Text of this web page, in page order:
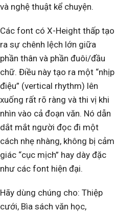
và nghệ thuật kể chuyện.
Các font có X-Height thấp tạo
ra sự chênh lệch lớn giữa
phần thân và phần đuôi/đầu
chữ. Điều này tạo ra một “nhịp
điệu” (vertical rhythm) lên
xuống rất rõ ràng và thi vị khi
nhìn vào cả đoạn văn. Nó dẫn
dắt mắt người đọc đi một
cách nhẹ nhàng, không bị cảm
giác “cục mịch” hay dày đặc
như các font hiện đại.
Hãy dùng chúng cho: Thiệp
cưới, Bìa sách văn học,